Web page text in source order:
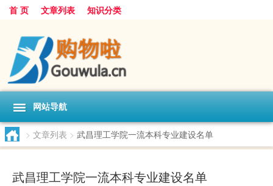
首 页 文章列表 知识分类
网站导航
> 文章列表 > 武昌理工学院一流本科专业建设名单
武昌理工学院一流本科专业建设名单